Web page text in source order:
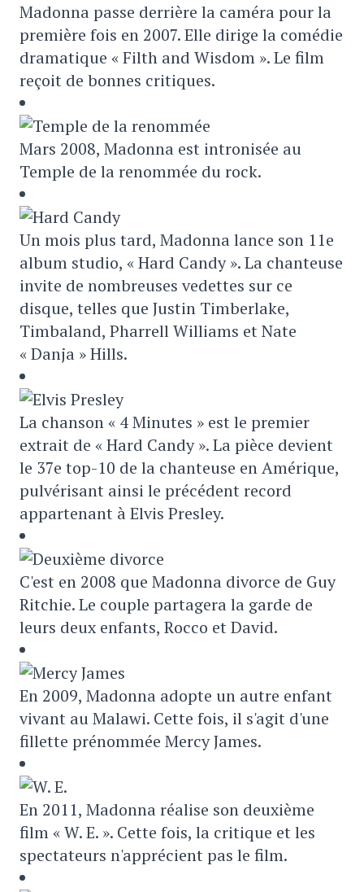
Madonna passe derrière la caméra pour la
première fois en 2007. Elle dirige la comédie
dramatique « Filth and Wisdom ». Le film
reçoit de bonnes critiques.
Mars 2008, Madonna est intronisée au
Temple de la renommée du rock.
Un mois plus tard, Madonna lance son 11e
album studio, « Hard Candy ». La chanteuse
invite de nombreuses vedettes sur ce
disque, telles que Justin Timberlake,
Timbaland, Pharrell Williams et Nate
« Danja » Hills.
La chanson « 4 Minutes » est le premier
extrait de « Hard Candy ». La pièce devient
le 37e top-10 de la chanteuse en Amérique,
pulvérisant ainsi le précédent record
appartenant à Elvis Presley.
C'est en 2008 que Madonna divorce de Guy
Ritchie. Le couple partagera la garde de
leurs deux enfants, Rocco et David.
En 2009, Madonna adopte un autre enfant
vivant au Malawi. Cette fois, il s'agit d'une
fillette prénommée Mercy James.
En 2011, Madonna réalise son deuxième
film « W. E. ». Cette fois, la critique et les
spectateurs n'apprécient pas le film.